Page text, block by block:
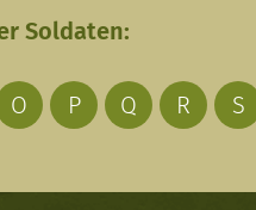
Soldaten:
O P Q R S